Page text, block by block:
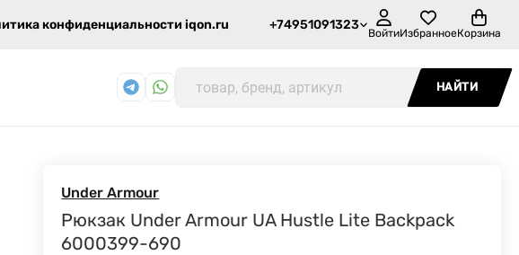
конфиденциальности iqon.ru +74951091323
ВойтиИзбранноеКорзина
НАЙТИ
Under Armour
Рюкзак Under Armour UA Hustle Lite Backpack
6000399-690